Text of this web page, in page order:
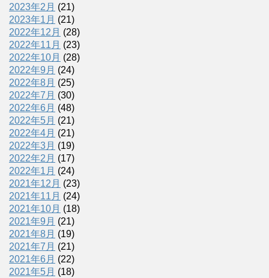
2023年2月 (21)
2023年1月 (21)
2022年12月 (28)
2022年11月 (23)
2022年10月 (28)
2022年9月 (24)
2022年8月 (25)
2022年7月 (30)
2022年6月 (48)
2022年5月 (21)
2022年4月 (21)
2022年3月 (19)
2022年2月 (17)
2022年1月 (24)
2021年12月 (23)
2021年11月 (24)
2021年10月 (18)
2021年9月 (21)
2021年8月 (19)
2021年7月 (21)
2021年6月 (22)
2021年5月 (18)